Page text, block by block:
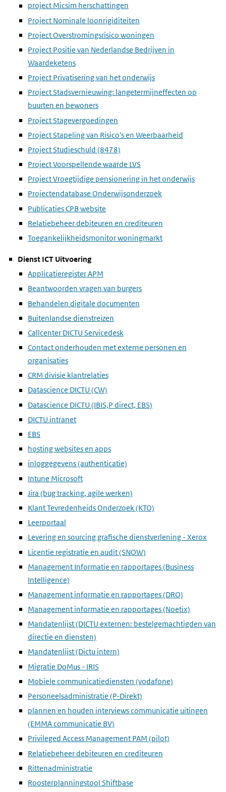
project Micsim herschattingen
Project Nominale loonrigiditeiten
Project Overstromingsrisico woningen
Project Positie van Nederlandse Bedrijven in
Waardeketens
Project Privatisering van het onderwijs
Project Stadsvernieuwing: langetermijneffecten op
buurten en bewoners
Project Stagevergoedingen
Project Stapeling van Risico's en Weerbaarheid
Project Studieschuld (8478)
Project Voorspellende waarde LVS
Project Vroegtijdige pensionering in het onderwijs
Projectendatabase Onderwijsonderzoek
Publicaties CPB website
Relatiebeheer debiteuren en crediteuren
Toegankelijkheidsmonitor woningmarkt
Dienst ICT Uitvoering
Applicatieregister APM
Beantwoorden vragen van burgers
Behandelen digitale documenten
Buitenlandse dienstreizen
Callcenter DICTU Servicedesk
Contact onderhouden met externe personen en
organisaties
CRM divisie klantrelaties
Datascience DICTU (CW)
Datascience DICTU (IBIS,P direct, EBS)
DICTU intranet
EBS
hosting websites en apps
inloggegevens (authenticatie)
Intune Microsoft
Jira (bug tracking, agile werken)
Klant Tevredenheids Onderzoek (KTO)
Leerportaal
Levering en sourcing grafische dienstverlening - Xerox
Licentie registratie en audit (SNOW)
Management Informatie en rapportages (Business
Intelligence)
Management informatie en rapportages (DRO)
Management informatie en rapportages (Noetix)
Mandatenlijst (DICTU externen: bestelgemachtigden van
directie en diensten)
Mandatenlijst (Dictu intern)
Migratie DoMus - IRIS
Mobiele communicatiediensten (vodafone)
Personeelsadministratie (P-Direkt)
plannen en houden interviews communicatie uitingen
(EMMA communicatie BV)
Privileged Access Management PAM (pilot)
Relatiebeheer debiteuren en crediteuren
Rittenadministratie
Roosterplanningstool Shiftbase